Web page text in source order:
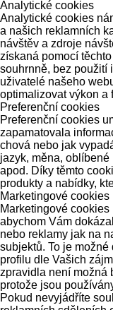
Analytické cookies
Analytické cookies
a našich reklamních
návštěv a zdroje
získaná pomocí
souhrnně, bez použití
uživatelé našeho
optimalizovat výkon a
Preferenční cookies
Preferenční cookies
zapamatovala
chová nebo jak
jazyk, měna,
apod. Díky těmto
produkty a nabídky,
Marketingové cookies
Marketingové
abychom Vám
nebo reklamy jak na
subjektů. To je
profilu dle Vašich
zpravidla není možná
protože jsou
Pokud nevyjádříte